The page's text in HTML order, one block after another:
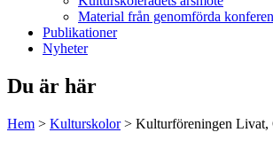
Material från genomförda
Publikationer
Nyheter
Du är här
Hem > Kulturskolor> Kulturföreningen Livat,